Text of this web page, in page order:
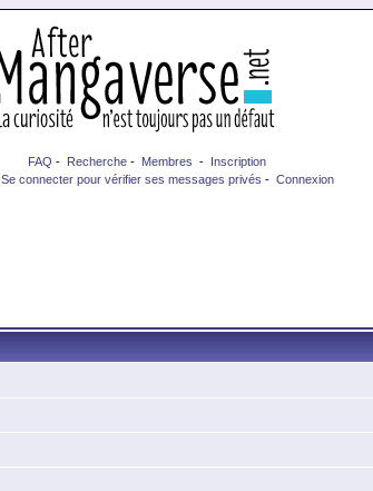
FAQ - Recherche - Membres - Inscription
Se connecter pour vérifier ses messages privés - Connexion